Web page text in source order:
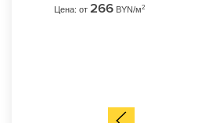
Цена: от 266BYN/м 2